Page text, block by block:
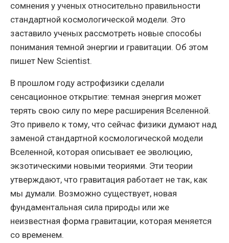
сомнения у ученых относительно правильности
стандартной космологической модели. Это
заставило ученых рассмотреть новые способы
понимания темной энергии и гравитации. Об этом
пишет New Scientist.
В прошлом году астрофизики сделали
сенсационное открытие: темная энергия может
терять свою силу по мере расширения Вселенной.
Это привело к тому, что сейчас физики думают над
заменой стандартной космологической модели
Вселенной, которая описывает ее эволюцию,
экзотическими новыми теориями. Эти теории
утверждают, что гравитация работает не так, как
мы думали. Возможно существует, новая
фундаментальная сила природы или же
неизвестная форма гравитации, которая меняется
со временем.